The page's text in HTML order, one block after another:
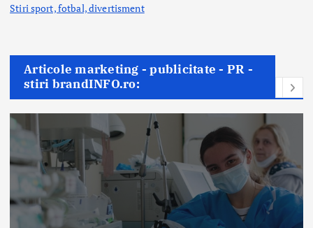
Stiri sport, fotbal,divertisment
Articole marketing - publicitate - PR -
stiri brandINFO.ro: